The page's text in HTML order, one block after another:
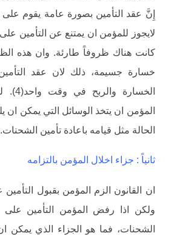
إِنَّ عقد التأمين بصورة عامة يقوم على
لايجوز للمؤمن ان يمتنع عن التأمين
كانت هناك ظروفاً طارئة. وان هذه
خسارة جسيمة، ذلك لان عقد
المؤمن ان يتخذ الوسائل التي يمكن ان
الحالة مثل قيامه باعادة تأمين الشحنات.
ثانياً : جزاء اخلال المؤمن بالتزامه
ان القانون الزم المؤمن بقبول
ولكن اذا رفض المؤمن التأمين
الشحنات، فما هو الجزاء الذي يمكن